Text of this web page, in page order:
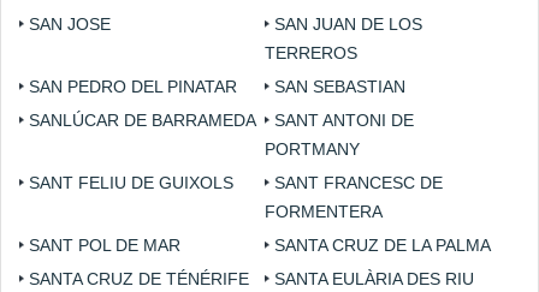
SAN JOSE
SAN JUAN DE LOS
TERREROS
SAN PEDRO DEL PINATAR
SAN SEBASTIAN
SANLÚCAR DE BARRAMEDA
SANT ANTONI DE
PORTMANY
SANT FELIU DE GUIXOLS
SANT FRANCESC DE
FORMENTERA
SANT POL DE MAR
SANTA CRUZ DE LA PALMA
SANTA CRUZ DE TÉNÉRIFE
SANTA EULÀRIA DES RIU